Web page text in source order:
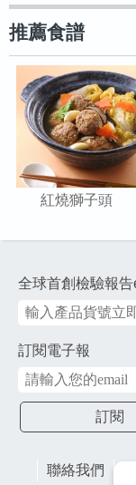
推薦食譜
紅燒獅子頭
全球首創檢驗報
訂閱電子報
訂閱
聯絡我們